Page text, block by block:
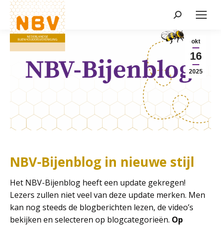
Zoeken:
okt
16
2025
Nieuws
NBV-Bijenblog in nieuwe stijl
Het NBV-Bijenblog heeft een update gekregen!
Lezers zullen niet veel van deze update merken. Men
kan nog steeds de blogberichten lezen, de video’s
bekijken en selecteren op blogcategorieën. Op